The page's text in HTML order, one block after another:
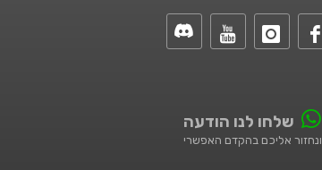
שלחו לנו הודעה
ונחזור אליכם בהקדם האפשרי